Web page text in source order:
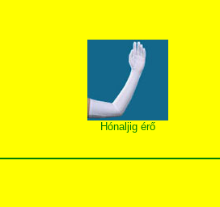
Hónaljig érő